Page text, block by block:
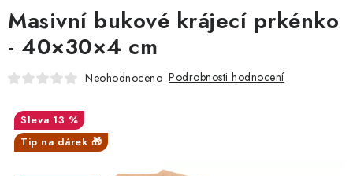
KUCHYŇSKÉ POTŘEBY
DEKORACE
PŘÍLEŽITOSTI
Masivní bukové krájecí prkénko
- 40×30×4 cm
Neohodnoceno Podrobnosti hodnocení
13 %
Tip na dárek 🎁